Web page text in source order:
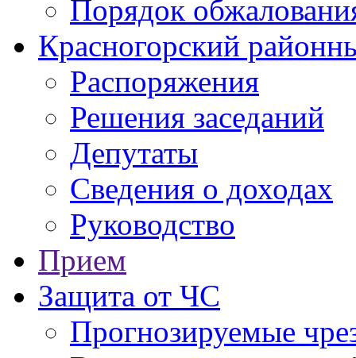
Порядок
Красногорский
Распоряжения
Решения заседаний
Депутаты
Сведения о доходах
Руководство
Прием
Защита от ЧС
Прогнозируемые